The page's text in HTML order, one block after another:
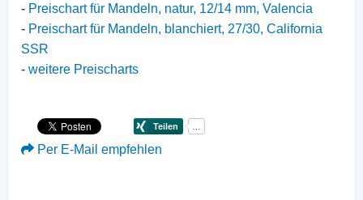
- Preischart für Mandeln, natur, 12/14 mm, Valencia
- Preischart für Mandeln, blanchiert, 27/30, California
SSR
- weitere Preischarts
Per E-Mail empfehlen